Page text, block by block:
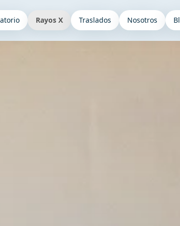
Rayos X Traslados Nosotros